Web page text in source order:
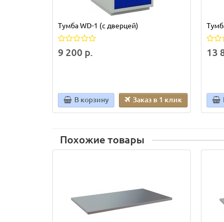
Тумба WD-1 (с дверцей)
9 200 р.
В корзину Заказ в 1 клик
13
Похожие товары